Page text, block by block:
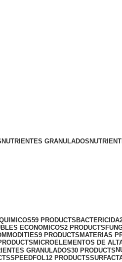
NUTRIENTES GRANULADOS
59 PRODUCTS BACTERICIDA
ECONOMICOS2 PRODUCTS
9 PRODUCTS MATERIAS
MICROELEMENTOS DE
GRANULADOS30 PRODUCTS
SPEEDFOL12 PRODUCTS